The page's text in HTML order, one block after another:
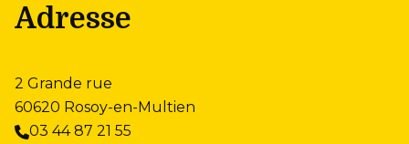
Adresse
2 Grande rue
60620 Rosoy-en-Multien
03 44 87 21 55